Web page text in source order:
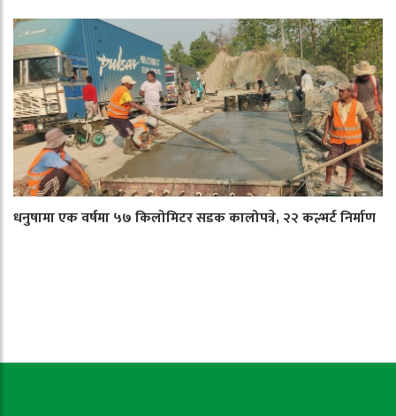
धनुषामा एक वर्षमा ५७ किलोमिटर सडक कालोपत्रे, २२ कल्भर्ट निर्माण